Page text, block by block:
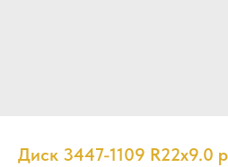
Диск 3447-1109 R22x9.0